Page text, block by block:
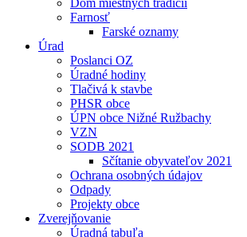
Dom miestnych tradicií
Farnosť
Farské oznamy
Úrad
Poslanci OZ
Úradné hodiny
Tlačivá k stavbe
PHSR obce
ÚPN obce Nižné Ružbachy
VZN
SODB 2021
Sčítanie obyvateľov 2021
Ochrana osobných údajov
Odpady
Projekty obce
Zverejňovanie
Úradná tabuľa